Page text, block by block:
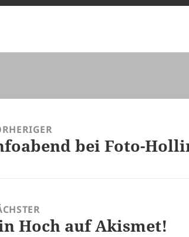
bei Foto-
Hoch auf Akismet!